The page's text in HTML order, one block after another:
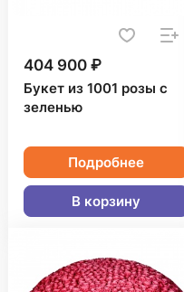
404 900 ₽
Букет из 1001 розы с
зеленью
Подробнее
В корзину